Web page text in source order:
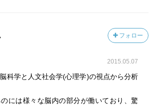
フォロー
2015.05.07
科学と人文社会学(心理学)の視点から分析
には様々な脳内の部分が働いており、驚